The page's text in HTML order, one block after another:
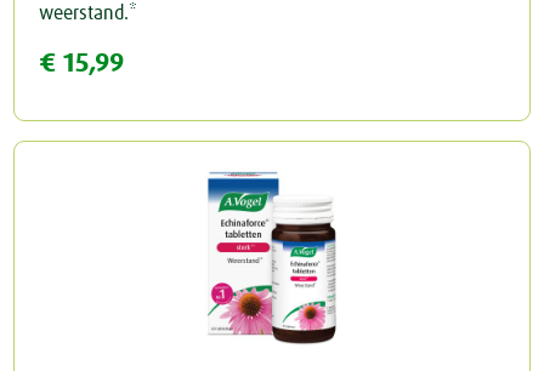
weerstand.*
€ 15,99